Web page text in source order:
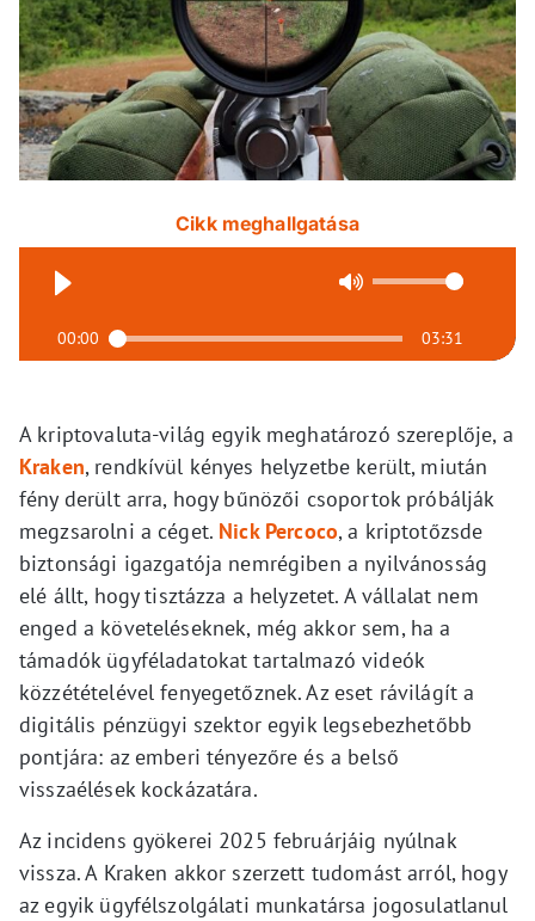
Cikk meghallgatása
00:00 03:31
A kriptovaluta-világ egyik meghatározó szereplője, a
Kraken, rendkívül kényes helyzetbe került, miután
fény derült arra, hogy bűnözői csoportok próbálják
megzsarolni a céget. Nick Percoco, a kriptotőzsde
biztonsági igazgatója nemrégiben a nyilvánosság
elé állt, hogy tisztázza a helyzetet. A vállalat nem
enged a követeléseknek, még akkor sem, ha a
támadók ügyféladatokat tartalmazó videók
közzétételével fenyegetőznek. Az eset rávilágít a
digitális pénzügyi szektor egyik legsebezhetőbb
pontjára: az emberi tényezőre és a belső
visszaélések kockázatára.
Az incidens gyökerei 2025 februárjáig nyúlnak
vissza. A Kraken akkor szerzett tudomást arról, hogy
az egyik ügyfélszolgálati munkatársa jogosulatlanul